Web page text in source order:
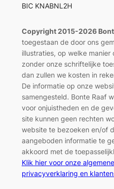
BIC KNABNL2H
Copyright 2015-2026
toegestaan de door ons
illustraties, op welke
zonder onze schriftelijke
dan zullen we kosten in
De informatie op onze
samengesteld. Bonte Raaf
voor onjuistheden en de
site kunnen geen rechten
website te bezoeken en/of
aangeboden informatie te
akkoord met de
Klik hier voor onze
privacyverklaring en